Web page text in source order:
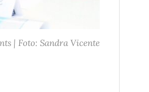
| Foto: Sandra Vicente